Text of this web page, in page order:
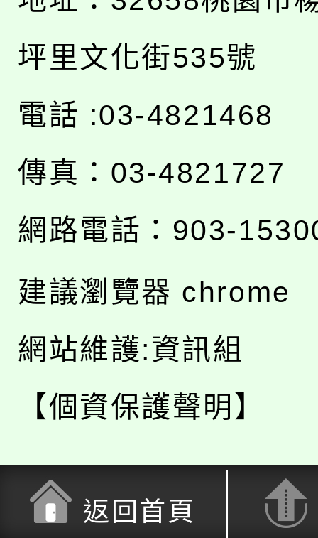
坪里文化街535號
電話 :03-4821468
傳真：03-4821727
網路電話：903-
建議瀏覽器 chrome
網站維護:資訊組
【個資保護聲明】
返回首頁